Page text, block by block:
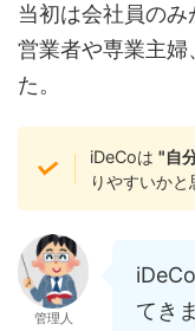
当初は会社員のみ
営業者や専業主婦
た。
iDeCoは"自
りやすいかと
管理人
てき